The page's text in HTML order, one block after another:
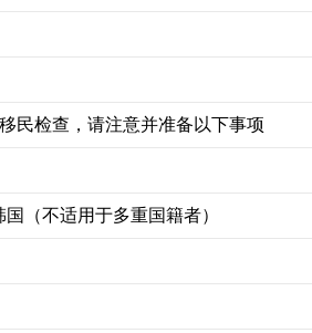
民检查，请注意并准备以下事项
（不适用于多重国籍者）